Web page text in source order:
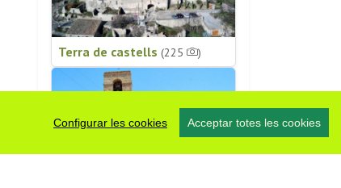
Configurar les cookies Acceptar totes les cookies
Terra de castells (225 )